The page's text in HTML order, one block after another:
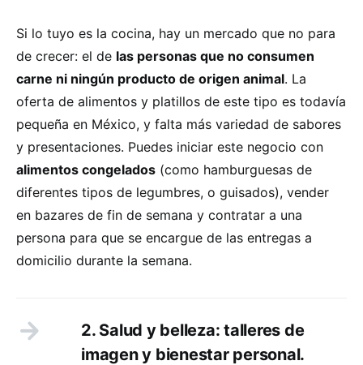
Si lo tuyo es la cocina, hay un mercado que no para
de crecer: el de las personas que no consumen
carne ni ningún producto de origen animal. La
oferta de alimentos y platillos de este tipo es todavía
pequeña en México, y falta más variedad de sabores
y presentaciones. Puedes iniciar este negocio con
alimentos congelados (como hamburguesas de
diferentes tipos de legumbres, o guisados), vender
en bazares de fin de semana y contratar a una
persona para que se encargue de las entregas a
domicilio durante la semana.
2. Salud y belleza: talleres de
imagen y bienestar personal.